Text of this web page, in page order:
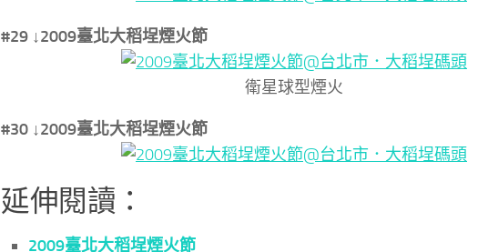
#29 ↓2009臺北大稻埕煙火節
衛星球型煙火
#30 ↓2009臺北大稻埕煙火節
延伸閱讀：
2009臺北大稻埕煙火節